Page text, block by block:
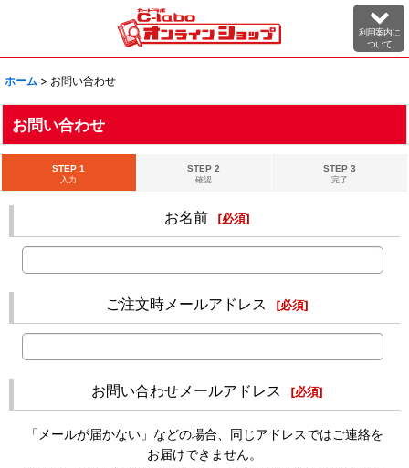
利用案内に
ついて
ホーム > お問い合わせ
お問い合わせ
STEP 1
入力
STEP 2
確認
STEP 3
完了
お名前 [必須]
ご注文時メールアドレス [必須]
お問い合わせメールアドレス [必須]
「メールが届かない」などの場合、同じアドレスではご連絡を
お届けできません。